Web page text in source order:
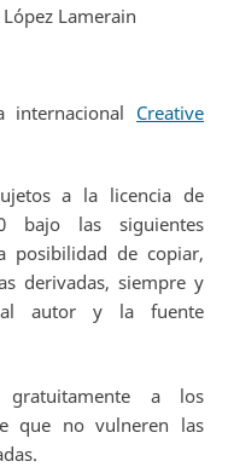
Lamerain
internacional Creative
a la licencia de
bajo las siguientes
posibilidad de copiar,
derivadas, siempre y
autor y la fuente
gratuitamente a los
que no vulneren las